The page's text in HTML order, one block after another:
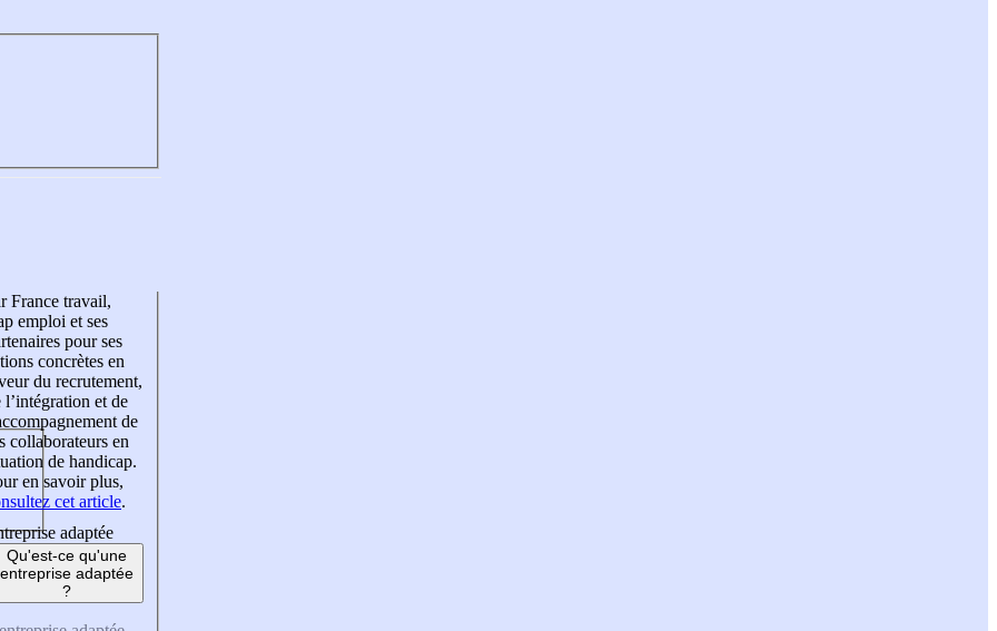
France travail,
emploi et ses
pour ses
concrètes en
du recrutement,
l’intégration et de
de
collaborateurs en
de handicap.
en savoir plus,
cet article.
adaptée
Qu'est-ce qu'une
entreprise adaptée
?